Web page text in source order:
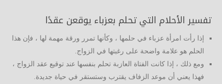
تفسير الأحلام التي تحلم بعزباء يوقعن عقدًا
إذا رأت امرأة عزباء في حلمها ، وكأنها تمرر ورقة مهمة لها ، فإن هذا
الحلم هو علامة واضحة على رغبتها في الزواج.
ومع ذلك ، إذا كانت الفتاة العازبة تحلم بنفسها عند توقيع عقد الزواج ،
فهذا يعني أن موعد الزفاف يقترب وستستقر في حياة جديدة.